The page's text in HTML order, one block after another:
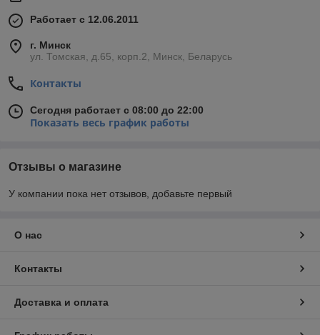
Работает с 12.06.2011
г. Минск
ул. Томская, д.65, корп.2, Минск, Беларусь
Контакты
Сегодня работает с 08:00 до 22:00
Показать весь график работы
Отзывы о магазине
У компании пока нет отзывов, добавьте первый
О нас
Контакты
Доставка и оплата